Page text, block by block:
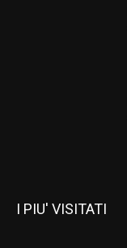
I PIU' VISITATI